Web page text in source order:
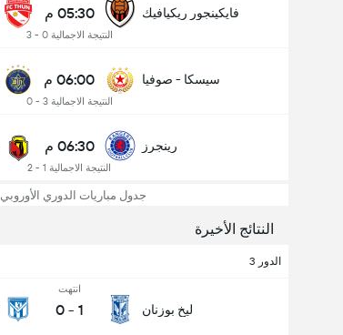
فايكينجور ريكيافيك 05:30 م
النتيجة الاجمالية 0 - 3
سيسكا - صوفيا 06:00 م
النتيجة الاجمالية 3 - 0
رينجرز 06:30 م
النتيجة الاجمالية 1 - 2
جدول مباريات الدوري الأوروبي
النتائج الأخيرة
الدور 3
ليخ بوزنان
انتهت
1
-
0